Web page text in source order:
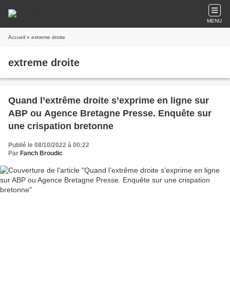
MENU
Accueil » extreme droite
extreme droite
Quand l’extrême droite s’exprime en ligne sur
ABP ou Agence Bretagne Presse. Enquête sur
une crispation bretonne
Publié le 08/10/2022 à 00:22
Par Fanch Broudic